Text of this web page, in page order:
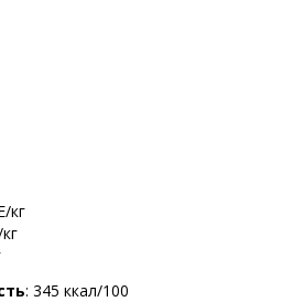
кг
: 345 ккал/100